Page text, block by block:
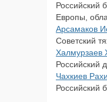
Российский
Европы,
Арсамаков
Советский
Халмурзаев
Российский
Чахкиев
Российский